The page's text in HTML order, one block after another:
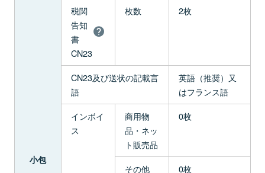
小包
税関
告知
書
CN23
枚数 2枚
CN23及び送状の記載言
語
英語（推奨）又
はフランス語
インボイ
ス
商用物
品・ネッ
ト販売品
0枚
その他
0枚